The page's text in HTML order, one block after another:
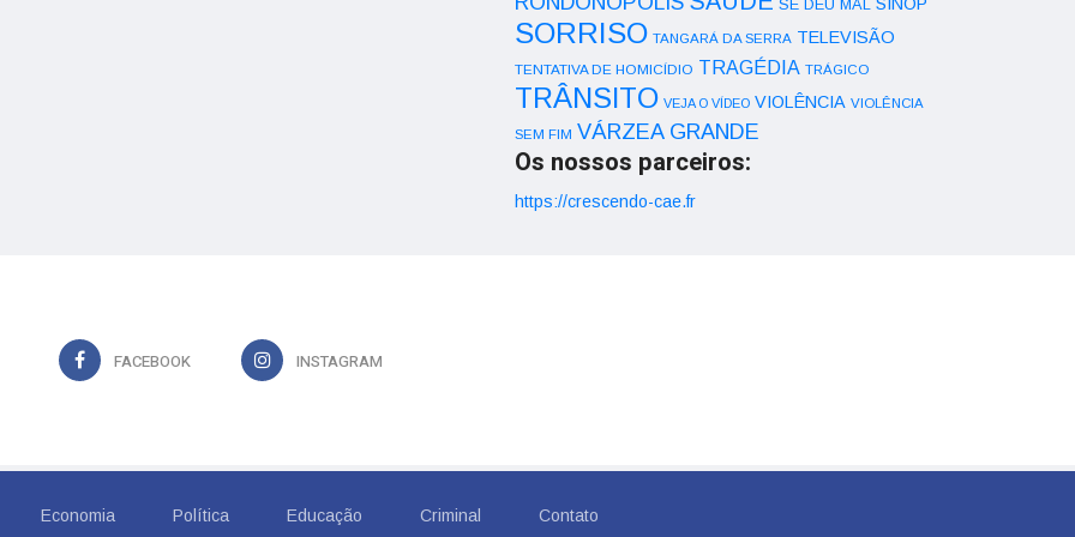
SE DEU MAL
SORRISO TANGARÁ DA SERRA TELEVISÃO
TENTATIVA DE HOMICÍDIO TRAGÉDIA TRÁGICO
TRÂNSITO VEJA O VÍDEO VIOLÊNCIA VIOLÊNCIA
SEM FIM VÁRZEA GRANDE
Os nossos parceiros:
https://crescendo-cae.fr
FACEBOOK INSTAGRAM
Economia Política Educação Criminal Contato